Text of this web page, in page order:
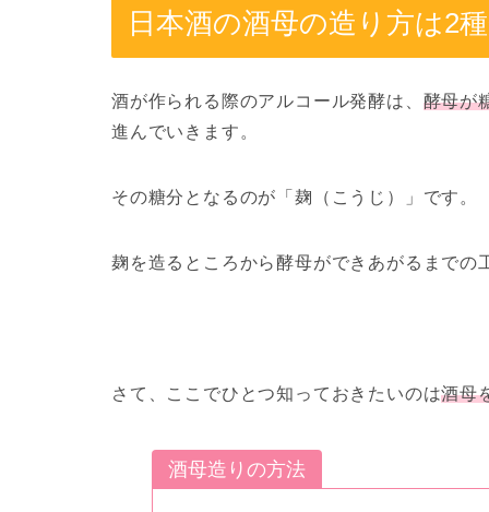
日本酒の酒母の造り方は2
酒が作られる際のアルコール発酵は、 酵母が
進んでいきます。
その糖分となるのが「麹（こうじ）」です。
麹を造るところから酵母ができあがるまでの
さて、ここでひとつ知っておきたいのは酒母
酒母造りの方法